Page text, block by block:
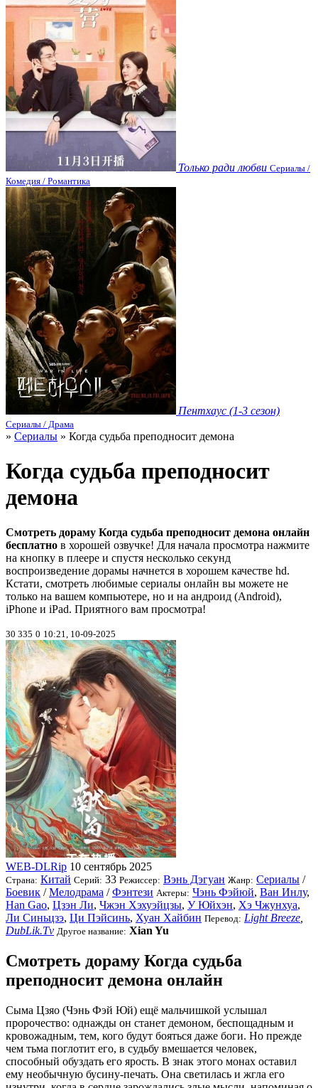
Только ради любви Сериалы /
Комедия / Романтика
Пентхаус (1-3 сезон)
Сериалы / Драма
» Сериалы » Когда судьба преподносит демона
Когда судьба преподносит
демона
Смотреть дораму Когда судьба преподносит демона онлайн
бесплатно в хорошей озвучке! Для начала просмотра нажмите
на кнопку в плеере и спустя несколько секунд
воспроизведение дорамы начнется в хорошем качестве hd.
Кстати, смотреть любимые сериалы онлайн вы можете не
только на вашем компьютере, но и на андроид (Android),
iPhone и iPad. Приятного вам просмотра!
30 335 0 10:21, 10-09-2025
WEB-DLRip 10 сентябрь 2025
Страна: Китай Серий: 33 Режиссер: Вэнь Дэгуан Жанр: Сериалы /
Боевик /Мелодрама /Фэнтези Актеры: Чэнь Фэйюй, Ван Инлу,
Han Gao, Цзэн Ли, Чжэн Хэхуэйцзы, У Юйхэн, Хэ Чжунхуа,
Ли Синьцзэ, Ци Пэйсинь, Хуан Хайбин Перевод: Light Breeze
DubLik.Tv Другое название: Xian Yu
Смотреть дораму Когда судьба
преподносит демона онлайн
Сыма Цзяо (Чэнь Фэй Юй) ещё мальчишкой услышал
пророчество: однажды он станет демоном, беспощадным и
кровожадным, тем, кого будут бояться даже боги. Но прежде
чем тьма поглотит его, в судьбу вмешается человек,
способный обуздать его ярость. В знак этого монах оставил
ему необычную бусину-печать. Она светилась и жгла его